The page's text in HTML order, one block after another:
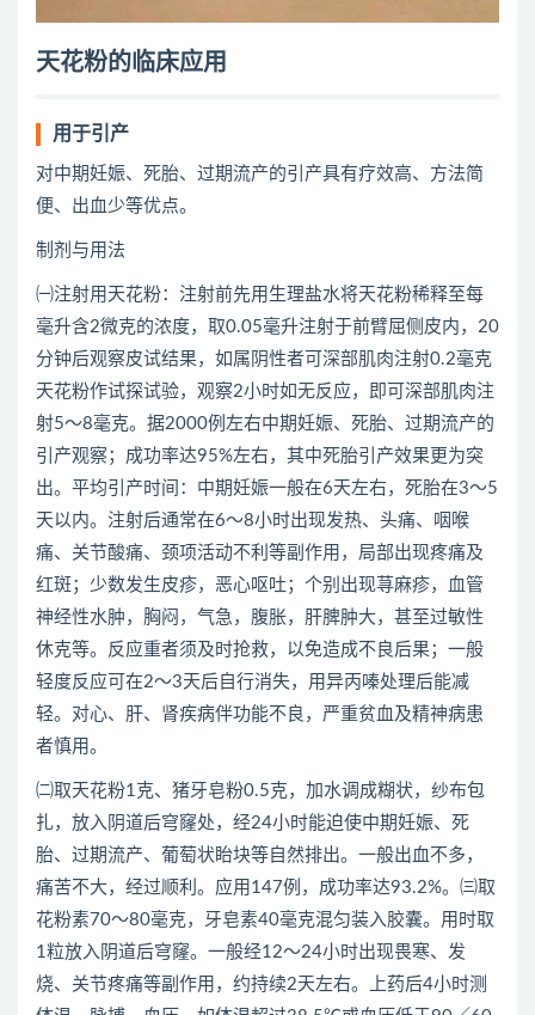
天花粉的临床应用
用于引产
对中期妊娠、死胎、过期流产的引产具有疗效高、方法简
便、出血少等优点。
制剂与用法
㈠注射用天花粉：注射前先用生理盐水将天花粉稀释至每
毫升含2微克的浓度，取0.05毫升注射于前臂屈侧皮内，20
分钟后观察皮试结果，如属阴性者可深部肌肉注射0.2毫克
天花粉作试探试验，观察2小时如无反应，即可深部肌肉注
射5～8毫克。据2000例左右中期妊娠、死胎、过期流产的
引产观察；成功率达95%左右，其中死胎引产效果更为突
出。平均引产时间：中期妊娠一般在6天左右，死胎在3～5
天以内。注射后通常在6～8小时出现发热、头痛、咽喉
痛、关节酸痛、颈项活动不利等副作用，局部出现疼痛及
红斑；少数发生皮疹，恶心呕吐；个别出现荨麻疹，血管
神经性水肿，胸闷，气急，腹胀，肝脾肿大，甚至过敏性
休克等。反应重者须及时抢救，以免造成不良后果；一般
轻度反应可在2～3天后自行消失，用异丙嗪处理后能减
轻。对心、肝、肾疾病伴功能不良，严重贫血及精神病患
者慎用。
㈡取天花粉1克、猪牙皂粉0.5克，加水调成糊状，纱布包
扎，放入阴道后穹窿处，经24小时能迫使中期妊娠、死
胎、过期流产、葡萄状眙块等自然排出。一般出血不多，
痛苦不大，经过顺利。应用147例，成功率达93.2%。㈢取
花粉素70～80毫克，牙皂素40毫克混匀装入胶囊。用时取
1粒放入阴道后穹窿。一般经12～24小时出现畏寒、发
烧、关节疼痛等副作用，约持续2天左右。上药后4小时测